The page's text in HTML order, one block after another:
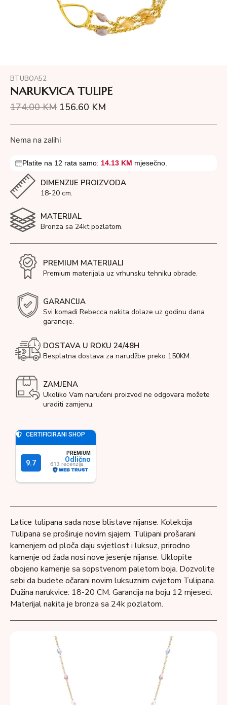
BTUBOA52
NARUKVICA TULIPE
174.00KM 156.60 KM
Nema na zalihi
Platite na 12 rata samo: 14.13 KM mjesečno.
DIMENZIJE PROIZVODA
18-20 cm.
MATERIJAL
Bronza sa 24kt pozlatom.
PREMIUM MATERIJALI
Premium materijala uz vrhunsku tehniku obrade.
GARANCIJA
Svi komadi Rebecca nakita dolaze uz godinu dana
garancije.
DOSTAVA U ROKU 24/48H
Besplatna dostava za narudžbe preko 150KM.
ZAMJENA
Ukoliko Vam naručeni proizvod ne odgovara možete
uraditi zamjenu.
Latice tulipana sada nose blistave nijanse. Kolekcija
Tulipana se proširuje novim sjajem. Tulipani prošarani
kamenjem od ploča daju svjetlost i luksuz, prirodno
kamenje od žada nosi nove jesenje nijanse. Uklopite
obojeno kamenje sa sopstvenom paletom boja. Dozvolite
sebi da budete očarani novim luksuznim cvijetom Tulipana.
Dužina narukvice: 18-20 CM. Garancija na boju 12 mjeseci.
Materijal nakita je bronza sa 24k pozlatom.